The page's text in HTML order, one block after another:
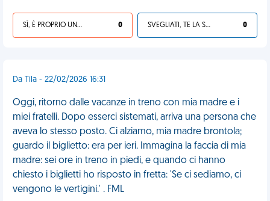
SÌ, È PROPRIO UNA VDM! 0 SVEGLIATI, TE LA SEI CERCATA! 0
Da Tila - 22/02/2026 16:31
Oggi, ritorno dalle vacanze in treno con mia madre e i
miei fratelli. Dopo esserci sistemati, arriva una persona che
aveva lo stesso posto. Ci alziamo, mia madre brontola;
guardo il biglietto: era per ieri. Immagina la faccia di mia
madre: sei ore in treno in piedi, e quando ci hanno
chiesto i biglietti ho risposto in fretta: 'Se ci sediamo, ci
vengono le vertigini.' . FML